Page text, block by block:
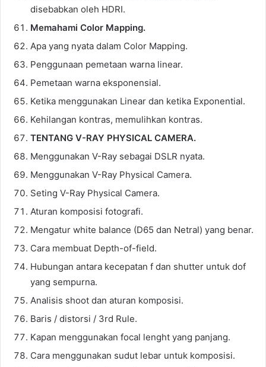
disebabkan oleh HDRI.
Memahami Color Mapping.
Apa yang nyata dalam Color Mapping.
Penggunaan pemetaan warna linear.
Pemetaan warna eksponensial.
Ketika menggunakan Linear dan ketika Exponential.
Kehilangan kontras, memulihkan kontras.
TENTANG V-RAY PHYSICAL CAMERA.
Menggunakan V-Ray sebagai DSLR nyata.
Menggunakan V-Ray Physical Camera.
Seting V-Ray Physical Camera.
Aturan komposisi fotografi.
Mengatur white balance (D65 dan Netral) yang benar.
Cara membuat Depth-of-field.
Hubungan antara kecepatan f dan shutter untuk dof
yang sempurna.
Analisis shoot dan aturan komposisi.
Baris / distorsi / 3rd Rule.
Kapan menggunakan focal lenght yang panjang.
Cara menggunakan sudut lebar untuk komposisi.